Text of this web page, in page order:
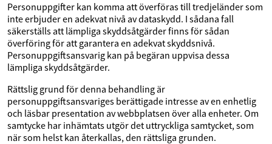
Personuppgifter kan komma att överföras till tredjeländer som
inte erbjuder en adekvat nivå av dataskydd. I sådana fall
säkerställs att lämpliga skyddsåtgärder finns för sådan
överföring för att garantera en adekvat skyddsnivå.
Personuppgiftsansvarig kan på begäran uppvisa dessa
lämpliga skyddsåtgärder.
Rättslig grund för denna behandling är
personuppgiftsansvariges berättigade intresse av en enhetlig
och läsbar presentation av webbplatsen över alla enheter. Om
samtycke har inhämtats utgör det uttryckliga samtycket, som
när som helst kan återkallas, den rättsliga grunden.